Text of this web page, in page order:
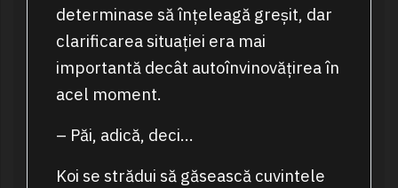
determinase să înțeleagă greșit, dar
clarificarea situației era mai
importantă decât autoînvinovățirea în
acel moment.
– Păi, adică, deci…
Koi se strădui să găsească cuvintele